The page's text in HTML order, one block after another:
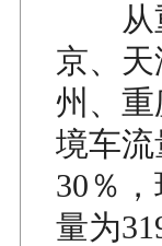
从重
京、
州、
境车流
30％
量为